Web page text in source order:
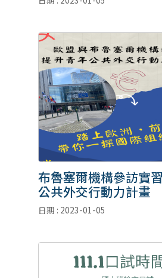
布魯塞爾機構參訪實
公共外交行動力計畫
日期 : 2023-01-05